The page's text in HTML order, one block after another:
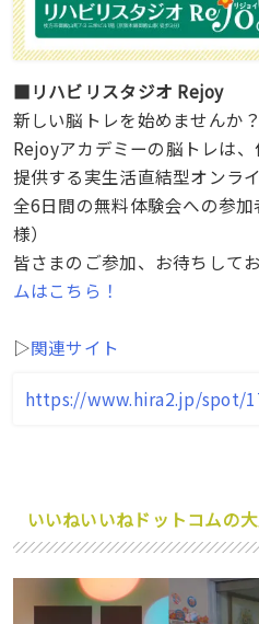
■リハビリスタジオ Rejoy
新しい脳トレを始めませんか？
Rejoyアカデミーの脳トレは
提供する実生活直結型オンラ
全6日間の無料体験会への参
様）
皆さまのご参加、お待ちしてお
ムはこちら！
▷関連サイト
https://www.hira2.jp/spot/
いいねいいねドットコムの